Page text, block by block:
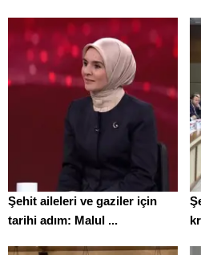
Şehit aileleri ve gaziler için
tarihi adım: Malul ...